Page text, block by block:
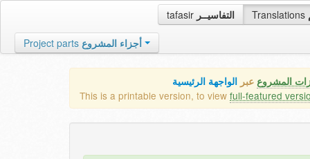
tafasir التفاسيــر Translations
Project parts أجزاء المشروع
المشروع عبر الواجهة الرئيسية
This is a printable version, to view full-featured